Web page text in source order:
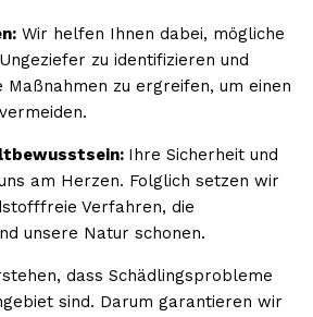
Wir helfen Ihnen dabei, mögliche
zu identifizieren und
zu ergreifen, um einen
Ihre Sicherheit und
am Herzen. Folglich setzen wir
Verfahren, die
unsere Natur schonen.
dass Schädlingsprobleme
sind. Darum garantieren wir